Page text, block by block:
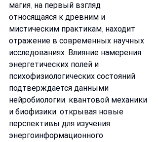
магия, на первый взгляд
относящаяся к древним и
мистическим практикам, находит
отражение в современных научных
исследованиях. Влияние намерения,
энергетических полей и
психофизиологических состояний
подтверждается данными
нейробиологии, квантовой механики
и биофизики, открывая новые
перспективы для изучения
энергоинформационного